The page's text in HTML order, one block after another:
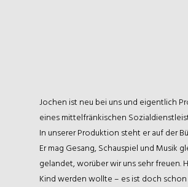
Jochen ist neu bei uns und eigentlich
eines mittelfränkischen
In unserer Produktion steht er auf der
Er mag Gesang, Schauspiel und Musik
gelandet, worüber wir uns sehr freuen.
Kind werden wollte – es ist doch